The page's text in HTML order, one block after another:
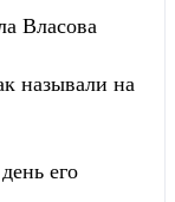
Власова
называли на
его